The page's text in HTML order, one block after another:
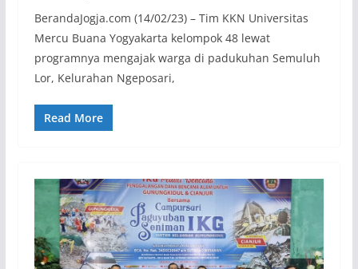
BerandaJogja.com (14/02/23) – Tim KKN Universitas
Mercu Buana Yogyakarta kelompok 48 lewat
programnya mengajak warga di padukuhan Semuluh
Lor, Kelurahan Ngeposari,
Read More